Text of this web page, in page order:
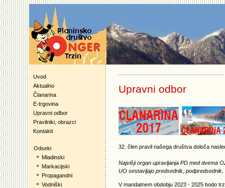
Uvod
Aktualno
Članarina
E-trgovina
Upravni odbor
Pravilniki, obrazci
Kontakti
Odseki
Mladinski
Markacijski
Propagandni
Vodniški
Upravni odbor
32. člen pravil našega društva določa
Najvišji organ upravljanja PD med dvema
UO sestavljajo predsednik,
V mandatnem obdobju 2023 - 2025 bodo